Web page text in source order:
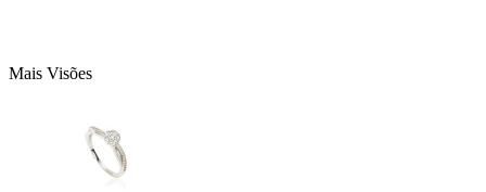
Mais Visões